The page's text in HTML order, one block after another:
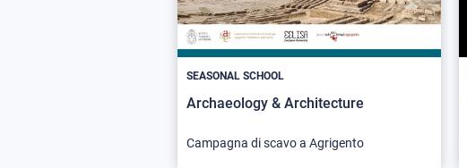
SEASONAL SCHOOL
Archaeology & Architecture
Campagna di scavo a Agrigento